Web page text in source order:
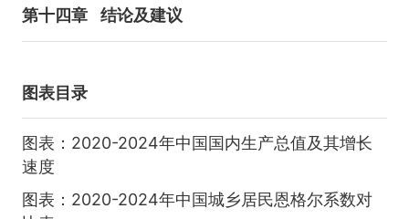
第十四章 结论及建议
图表目录
图表：2020-2024年中国国内生产总值及其增长
速度
图表：2020-2024年中国城乡居民恩格尔系数对